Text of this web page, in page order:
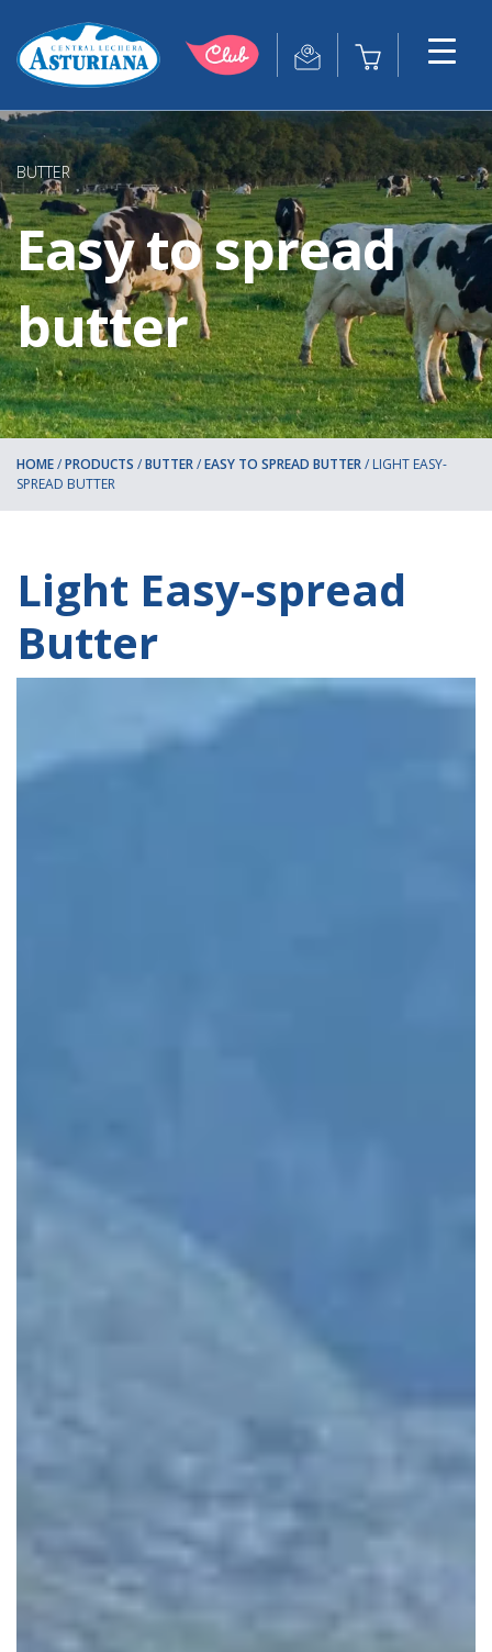
BUTTER
Easy to spread
butter
HOME/PRODUCTS /BUTTER/EASY TO SPREAD BUTTER/ LIGHT EASY-
SPREAD BUTTER
Light Easy-spread
Butter